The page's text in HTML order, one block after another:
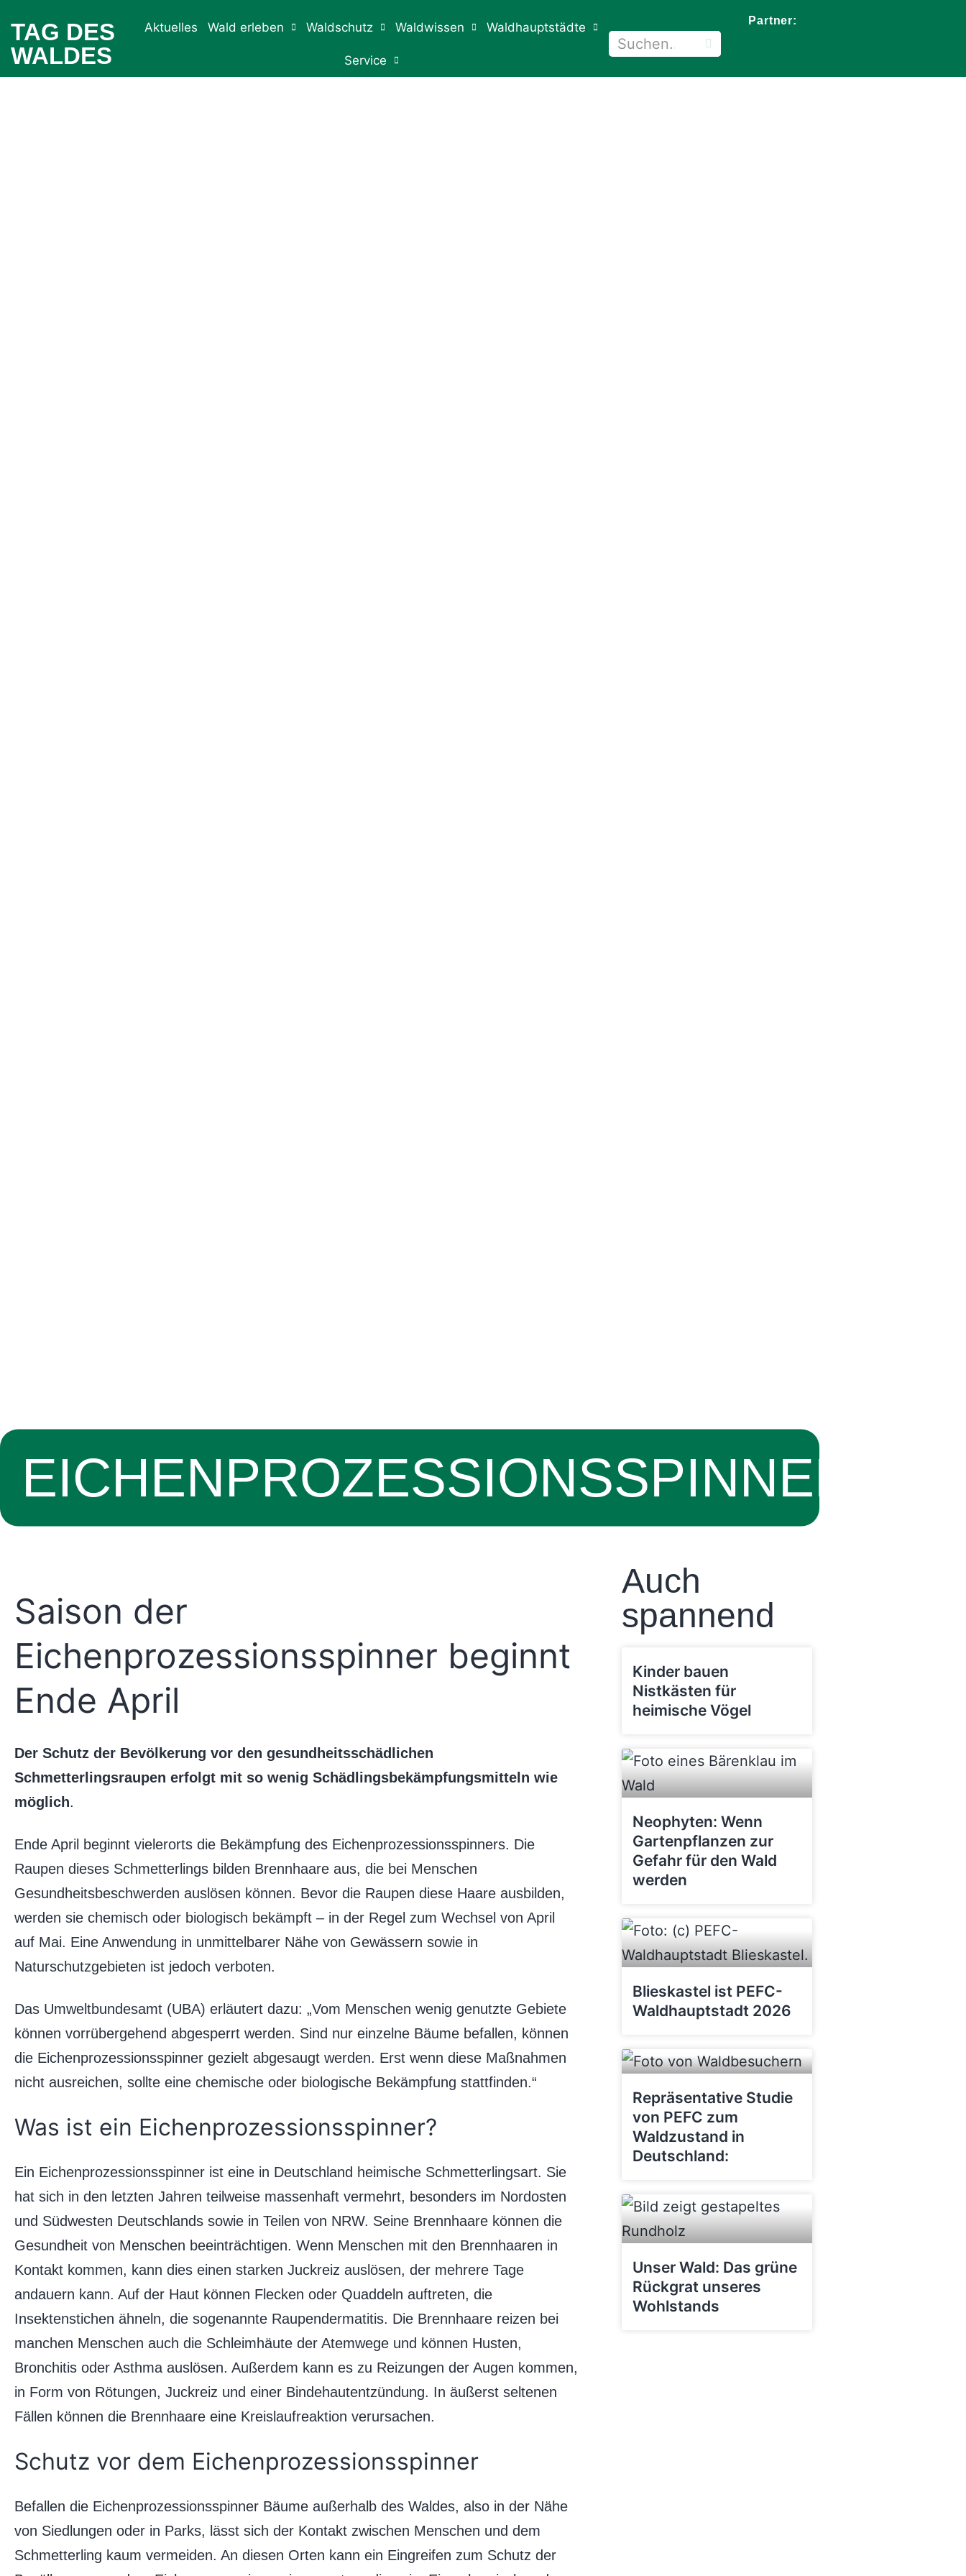
TAG DES
WALDES
Aktuelles Wald erleben Waldschutz Waldwissen Waldhauptstädte
Service
Partner:
EICHENPROZESSIONSSPINNER
Saison der
Eichenprozessionsspinner beginnt
Ende April
Der Schutz der Bevölkerung vor den gesundheitsschädlichen
Schmetterlingsraupen erfolgt mit so wenig Schädlingsbekämpfungsmitteln wie
möglich.
Ende April beginnt vielerorts die Bekämpfung des Eichenprozessionsspinners. Die
Raupen dieses Schmetterlings bilden Brennhaare aus, die bei Menschen
Gesundheitsbeschwerden auslösen können. Bevor die Raupen diese Haare ausbilden,
werden sie chemisch oder biologisch bekämpft – in der Regel zum Wechsel von April
auf Mai. Eine Anwendung in unmittelbarer Nähe von Gewässern sowie in
Naturschutzgebieten ist jedoch verboten.
Das Umweltbundesamt (UBA) erläutert dazu: „Vom Menschen wenig genutzte Gebiete
können vorrübergehend abgesperrt werden. Sind nur einzelne Bäume befallen, können
die Eichenprozessionsspinner gezielt abgesaugt werden. Erst wenn diese Maßnahmen
nicht ausreichen, sollte eine chemische oder biologische Bekämpfung stattfinden.“
Was ist ein Eichenprozessionsspinner?
Ein Eichenprozessionsspinner ist eine in Deutschland heimische Schmetterlingsart. Sie
hat sich in den letzten Jahren teilweise massenhaft vermehrt, besonders im Nordosten
und Südwesten Deutschlands sowie in Teilen von NRW. Seine Brennhaare können die
Gesundheit von Menschen beeinträchtigen. Wenn Menschen mit den Brennhaaren in
Kontakt kommen, kann dies einen starken Juckreiz auslösen, der mehrere Tage
andauern kann. Auf der Haut können Flecken oder Quaddeln auftreten, die
Insektenstichen ähneln, die sogenannte Raupendermatitis. Die Brennhaare reizen bei
manchen Menschen auch die Schleimhäute der Atemwege und können Husten,
Bronchitis oder Asthma auslösen. Außerdem kann es zu Reizungen der Augen kommen,
in Form von Rötungen, Juckreiz und einer Bindehautentzündung. In äußerst seltenen
Fällen können die Brennhaare eine Kreislaufreaktion verursachen.
Schutz vor dem Eichenprozessionsspinner
Befallen die Eichenprozessionsspinner Bäume außerhalb des Waldes, also in der Nähe
von Siedlungen oder in Parks, lässt sich der Kontakt zwischen Menschen und dem
Schmetterling kaum vermeiden. An diesen Orten kann ein Eingreifen zum Schutz der
Auch
spannend
Kinder bauen
Nistkästen für
heimische Vögel
Neophyten: Wenn
Gartenpflanzen zur
Gefahr für den Wald
werden
Blieskastel ist PEFC-
Waldhauptstadt 2026
Repräsentative Studie
von PEFC zum
Waldzustand in
Deutschland:
Unser Wald: Das grüne
Rückgrat unseres
Wohlstands